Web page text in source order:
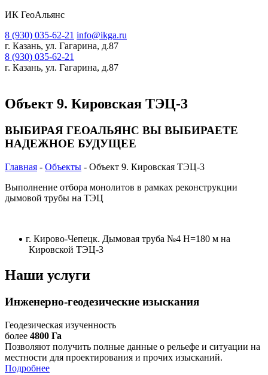
ИК ГеоАльянс
8 (930) 035-62-21 info@ikga.ru
г. Казань, ул. Гагарина, д.87
8 (930) 035-62-21
г. Казань, ул. Гагарина, д.87
Объект 9. Кировская ТЭЦ-3
ВЫБИРАЯ ГЕОАЛЬЯНС ВЫ ВЫБИРАЕТЕ
НАДЕЖНОЕ БУДУЩЕЕ
Главная - Объекты - Объект 9. Кировская ТЭЦ-3
Выполнение отбора монолитов в рамках реконструкции
дымовой трубы на ТЭЦ
г. Кирово-Чепецк. Дымовая труба №4 Н=180 м на
Кировской ТЭЦ-3
Наши услуги
Инженерно-геодезические изыскания
Геодезическая изученность
более 4800 Га
Позволяют получить полные данные о рельефе и ситуации на
местности для проектирования и прочих изысканий.
Подробнее